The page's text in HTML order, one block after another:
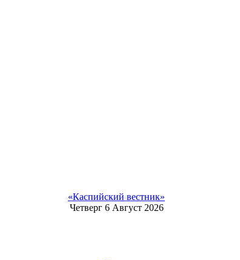
«Каспийский вестник»
Четверг 6 Август 2026